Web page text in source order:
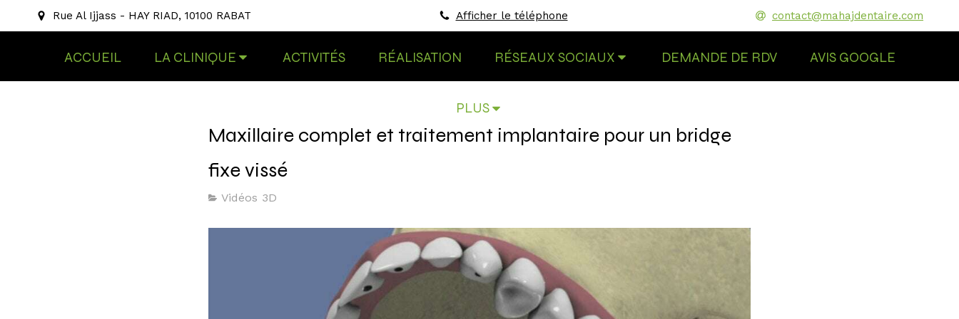
Rue Al Ijjass - HAY RIAD, 10100 RABAT Afficher le téléphone contact@mahajdentaire.com
ACCUEIL LA CLINIQUE ACTIVITÉS RÉALISATION RÉSEAUX SOCIAUX DEMANDE DE RDV AVIS GOOGLE
PLUS
Maxillaire complet et traitement implantaire pour un bridge
fixe vissé
Vidéos 3D